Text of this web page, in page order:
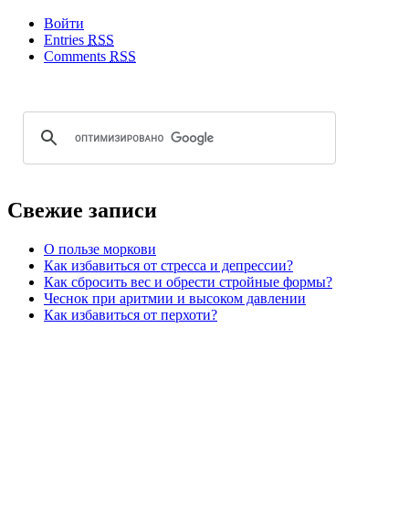
Войти
Entries RSS
Comments RSS
Свежие записи
О пользе моркови
Как избавиться от стресса и депрессии?
Как сбросить вес и обрести стройные формы?
Чеснок при аритмии и высоком давлении
Как избавиться от перхоти?